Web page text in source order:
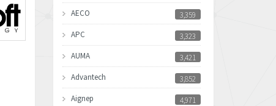
AECO
3,359
APC
3,323
AUMA
3,421
Advantech
3,852
Aignep
4,971